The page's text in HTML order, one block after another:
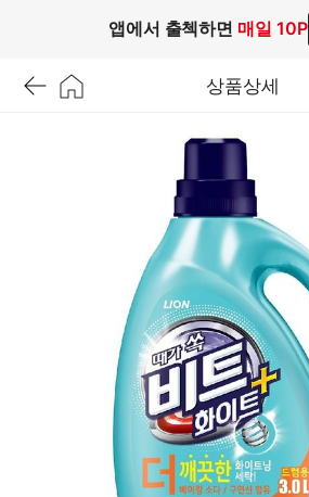
앱에서 출첵하면 매일 10P
상품상세